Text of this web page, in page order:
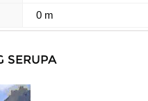
0 m
SERUPA